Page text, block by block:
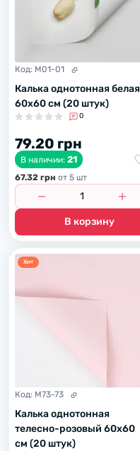
Код: M01-01
Калька однотонная белая
60х60 см (20 штук)
0
79.20 грн
В наличии: 21
67.32 грн от 5 шт
В корзину
Хит
Код: M73-73
Калька однотонная
телесно-розовый 60х60
см (20 штук)